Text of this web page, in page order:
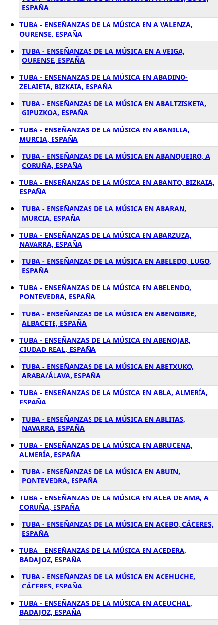
ESPAÑA
TUBA - ENSEÑANZAS DE LA MÚSICA EN A VALENZA,
OURENSE, ESPAÑA
TUBA - ENSEÑANZAS DE LA MÚSICA EN A VEIGA,
OURENSE, ESPAÑA
TUBA - ENSEÑANZAS DE LA MÚSICA EN ABADIÑO-
ZELAIETA, BIZKAIA, ESPAÑA
TUBA - ENSEÑANZAS DE LA MÚSICA EN ABALTZISKETA,
GIPUZKOA, ESPAÑA
TUBA - ENSEÑANZAS DE LA MÚSICA EN ABANILLA,
MURCIA, ESPAÑA
TUBA - ENSEÑANZAS DE LA MÚSICA EN ABANQUEIRO, A
CORUÑA, ESPAÑA
TUBA - ENSEÑANZAS DE LA MÚSICA EN ABANTO, BIZKAIA,
ESPAÑA
TUBA - ENSEÑANZAS DE LA MÚSICA EN ABARAN,
MURCIA, ESPAÑA
TUBA - ENSEÑANZAS DE LA MÚSICA EN ABARZUZA,
NAVARRA, ESPAÑA
TUBA - ENSEÑANZAS DE LA MÚSICA EN ABELEDO, LUGO,
ESPAÑA
TUBA - ENSEÑANZAS DE LA MÚSICA EN ABELENDO,
PONTEVEDRA, ESPAÑA
TUBA - ENSEÑANZAS DE LA MÚSICA EN ABENGIBRE,
ALBACETE, ESPAÑA
TUBA - ENSEÑANZAS DE LA MÚSICA EN ABENOJAR,
CIUDAD REAL, ESPAÑA
TUBA - ENSEÑANZAS DE LA MÚSICA EN ABETXUKO,
ARABA/ÁLAVA, ESPAÑA
TUBA - ENSEÑANZAS DE LA MÚSICA EN ABLA, ALMERÍA,
ESPAÑA
TUBA - ENSEÑANZAS DE LA MÚSICA EN ABLITAS,
NAVARRA, ESPAÑA
TUBA - ENSEÑANZAS DE LA MÚSICA EN ABRUCENA,
ALMERÍA, ESPAÑA
TUBA - ENSEÑANZAS DE LA MÚSICA EN ABUIN,
PONTEVEDRA, ESPAÑA
TUBA - ENSEÑANZAS DE LA MÚSICA EN ACEA DE AMA, A
CORUÑA, ESPAÑA
TUBA - ENSEÑANZAS DE LA MÚSICA EN ACEBO, CÁCERES,
ESPAÑA
TUBA - ENSEÑANZAS DE LA MÚSICA EN ACEDERA,
BADAJOZ, ESPAÑA
TUBA - ENSEÑANZAS DE LA MÚSICA EN ACEHUCHE,
CÁCERES, ESPAÑA
TUBA - ENSEÑANZAS DE LA MÚSICA EN ACEUCHAL,
BADAJOZ, ESPAÑA